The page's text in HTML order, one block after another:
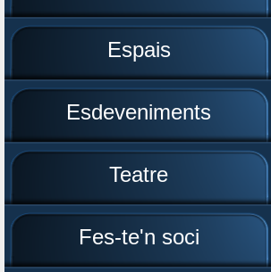
Espais
Esdeveniments
Teatre
Fes-te'n soci